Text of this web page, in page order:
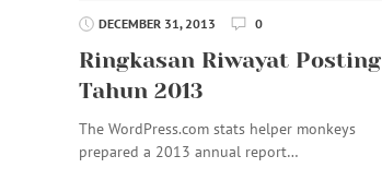
DECEMBER 31, 2013 0
Ringkasan Riwayat Posting
Tahun 2013
The WordPress.com stats helper monkeys
prepared a 2013 annual report…